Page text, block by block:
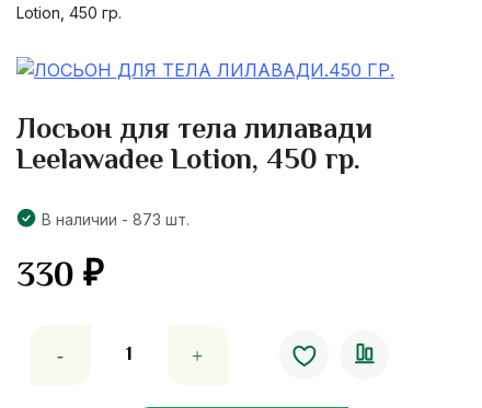
Lotion, 450 гр.
Лосьон для тела лилавади
Leelawadee Lotion, 450 гр.
В наличии - 873 шт.
330₽
товара